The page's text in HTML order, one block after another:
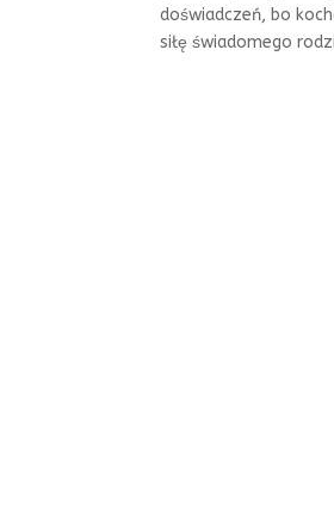
doświadczeń, bo
siłę świadomego